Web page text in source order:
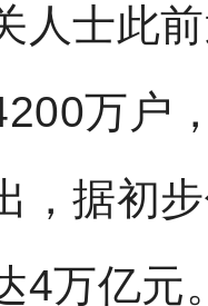
人士此
万户
，据初
4万亿元